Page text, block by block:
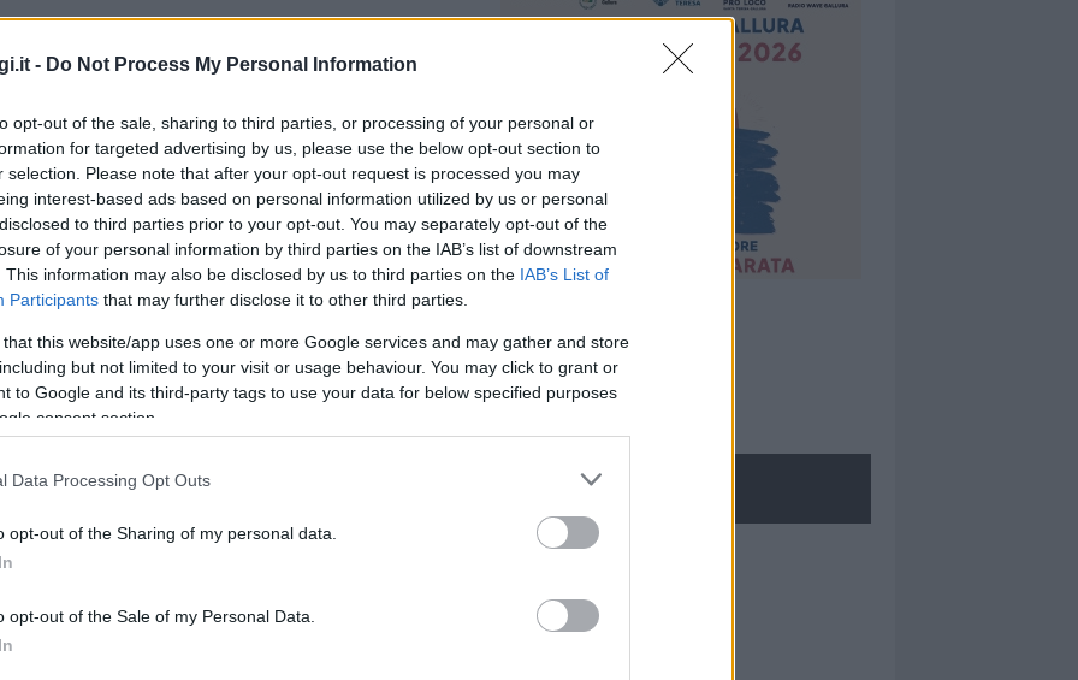
- Do Not Process My Personal Information
opt-out of the sale, sharing to third parties, or processing of your personal or
for targeted advertising by us, please use the below opt-out section to
selection. Please note that after your opt-out request is processed you may
interest-based ads based on personal information utilized by us or personal
to third parties prior to your opt-out. You may separately opt-out of the
of your personal information by third parties on the IAB’s list of downstream
This information may also be disclosed by us to third parties on the IAB’s List of
Participants that may further disclose it to other third parties.
that this website/app uses one or more Google services and may gather and store
but not limited to your visit or usage behaviour. You may click to grant or
to Google and its third-party tags to use your data for below specified purposes
consent section.
Data Processing Opt Outs
opt-out of the Sharing of my personal data.
opt-out of the Sale of my Personal Data.
in Italia ed è pronta per la tratta
traghetto Moby, che farà il suo viaggio
ha lanciato una promozione
i passeggeri, le auto e le sistemazioni di
il18 febbraioper le partenze dei traghetti
l’Isola d’Elba, così come per le rotte di
fine dell’anno.
crociera” del traghetto più grande del
ai passeggeri che prenoteranno un viaggio
Torres-Genova e sulla rotta Civitavecchia-
al trenta settembre.
cliccando qui
NECROLOGIE